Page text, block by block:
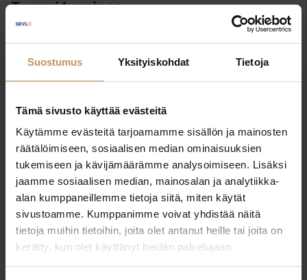
Suostumus Yksityiskohdat Tietoja
Tämä sivusto käyttää evästeitä
Käytämme evästeitä tarjoamamme sisällön ja mainosten
räätälöimiseen, sosiaalisen median ominaisuuksien
tukemiseen ja kävijämäärämme analysoimiseen. Lisäksi
jaamme sosiaalisen median, mainosalan ja analytiikka-
alan kumppaneillemme tietoja siitä, miten käytät
sivustoamme. Kumppanimme voivat yhdistää näitä
tietoja muihin tietoihin, joita olet antanut heille tai joita on
kerätty, kun olet käyttänyt heidän palvelujaan.
Tommi Leminen